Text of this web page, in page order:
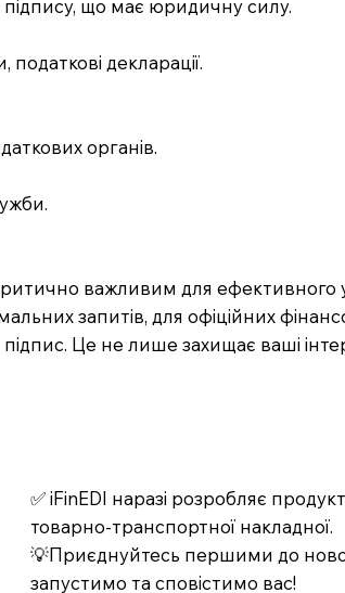
що має юридичну силу.
декларації.
органів.
важливим для
запитів, для офіційних
Це не лише захищає ваші
✅ iFinEDI наразі розробляє
товарно-транспортної накладної.
💡Приєднуйтесь першими до
запустимо та сповістимо вас!